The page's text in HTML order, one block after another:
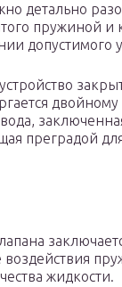
детально
пружиной и
допустимого
преградой
жидкости.